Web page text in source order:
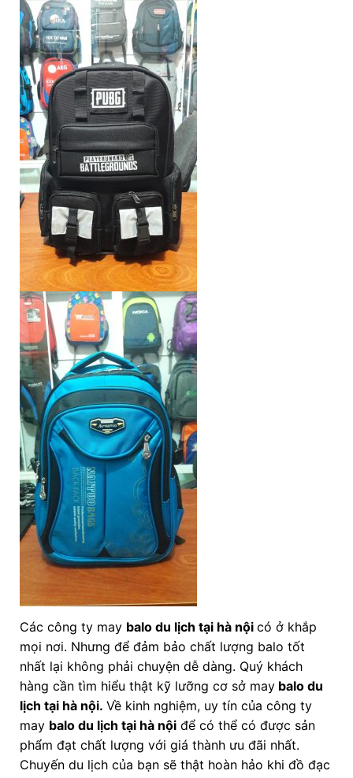
Các công ty may balo du lịch tại hà nội có ở khắp
mọi nơi. Nhưng để đảm bảo chất lượng balo tốt
nhất lại không phải chuyện dễ dàng. Quý khách
hàng cần tìm hiểu thật kỹ lưỡng cơ sở maybalo du
lịch tại hà nội. Về kinh nghiệm, uy tín của công ty
may balo du lịch tại hà nộiđể có thể có được sản
phẩm đạt chất lượng với giá thành ưu đãi nhất.
Chuyến du lịch của bạn sẽ thật hoàn hảo khi đồ đạc